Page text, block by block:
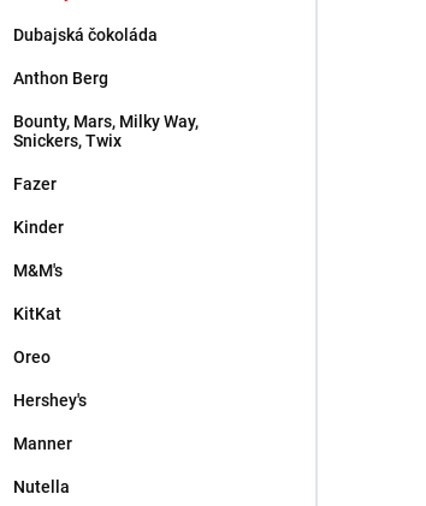
Dubajská čokoláda
Anthon Berg
Bounty, Mars, Milky Way,
Snickers, Twix
Fazer
Kinder
M&M's
KitKat
Oreo
Hershey's
Manner
Nutella